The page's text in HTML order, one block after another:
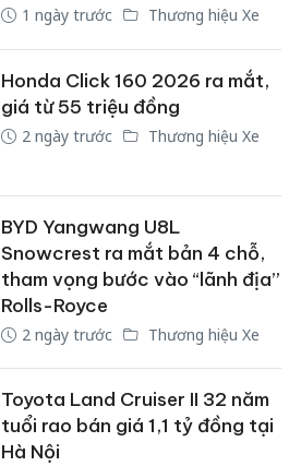
1 ngày trước Thương hiệu Xe
Honda Click 160 2026 ra mắt,
giá từ 55 triệu đồng
2 ngày trước Thương hiệu Xe
BYD Yangwang U8L
Snowcrest ra mắt bản 4 chỗ,
tham vọng bước vào “lãnh địa”
Rolls-Royce
2 ngày trước Thương hiệu Xe
Toyota Land Cruiser II 32 năm
tuổi rao bán giá 1,1 tỷ đồng tại
Hà Nội